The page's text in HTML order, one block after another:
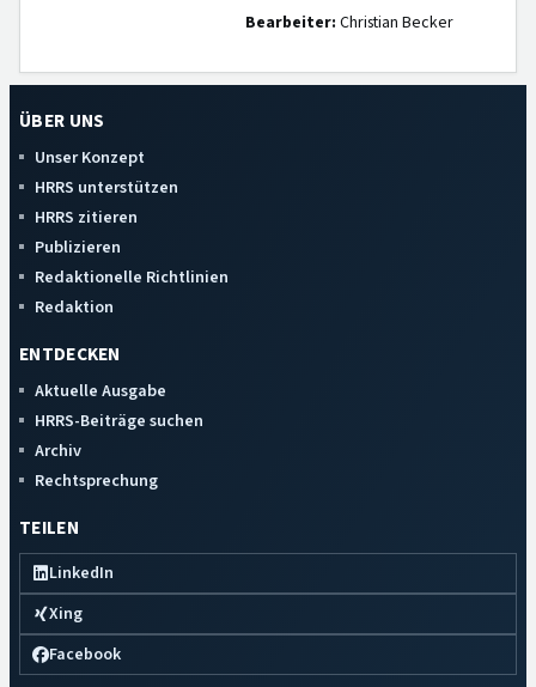
Bearbeiter: Christian Becker
ÜBER UNS
Unser Konzept
HRRS unterstützen
HRRS zitieren
Publizieren
Redaktionelle Richtlinien
Redaktion
ENTDECKEN
Aktuelle Ausgabe
HRRS-Beiträge suchen
Archiv
Rechtsprechung
TEILEN
LinkedIn
Xing
Facebook